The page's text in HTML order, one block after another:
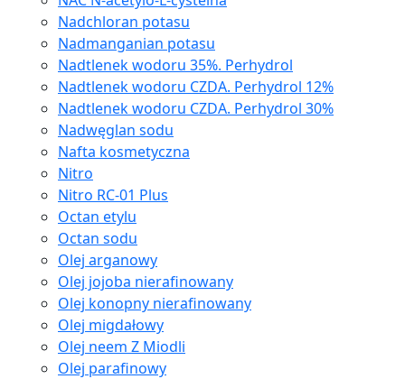
Nadchloran potasu
Nadmanganian potasu
Nadtlenek wodoru 35%. Perhydrol
Nadtlenek wodoru CZDA. Perhydrol 12%
Nadtlenek wodoru CZDA. Perhydrol 30%
Nadwęglan sodu
Nafta kosmetyczna
Nitro
Nitro RC-01 Plus
Octan etylu
Octan sodu
Olej arganowy
Olej jojoba nierafinowany
Olej konopny nierafinowany
Olej migdałowy
Olej neem Z Miodli
Olej parafinowy